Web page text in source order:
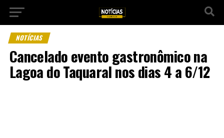
NOTÍCIAS
Cancelado evento gastronômico na
Lagoa do Taquaral nos dias 4 a 6/12